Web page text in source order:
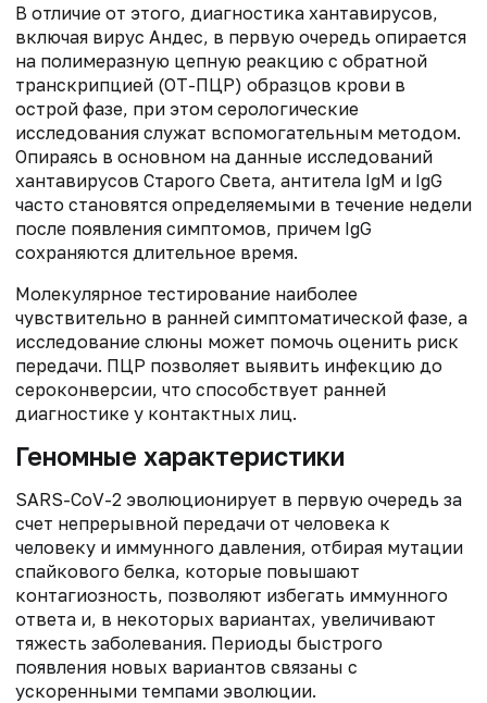
В отличие от этого, диагностика хантавирусов,
включая вирус Андес, в первую очередь опирается
на полимеразную цепную реакцию с обратной
транскрипцией (ОТ-ПЦР) образцов крови в
острой фазе, при этом серологические
исследования служат вспомогательным методом.
Опираясь в основном на данные исследований
хантавирусов Старого Света, антитела IgM и IgG
часто становятся определяемыми в течение недели
после появления симптомов, причем IgG
сохраняются длительное время.
Молекулярное тестирование наиболее
чувствительно в ранней симптоматической фазе, а
исследование слюны может помочь оценить риск
передачи. ПЦР позволяет выявить инфекцию до
сероконверсии, что способствует ранней
диагностике у контактных лиц.
Геномные характеристики
SARS-CoV-2 эволюционирует в первую очередь за
счет непрерывной передачи от человека к
человеку и иммунного давления, отбирая мутации
спайкового белка, которые повышают
контагиозность, позволяют избегать иммунного
ответа и, в некоторых вариантах, увеличивают
тяжесть заболевания. Периоды быстрого
появления новых вариантов связаны с
ускоренными темпами эволюции.